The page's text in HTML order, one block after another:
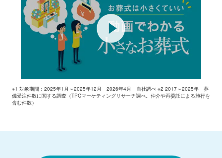
※1 対象期間：2025年1月～2025年12月 2026年4月 自社調べ ※2 2017～2025年 葬
儀受注件数に関する調査（TPCマーケティングリサーチ調べ。仲介や再委託による施行を
含む件数）